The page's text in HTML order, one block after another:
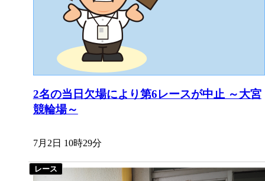
2名の当日欠場により第6レースが中止 ～大宮
競輪場～
7月2日 10時29分